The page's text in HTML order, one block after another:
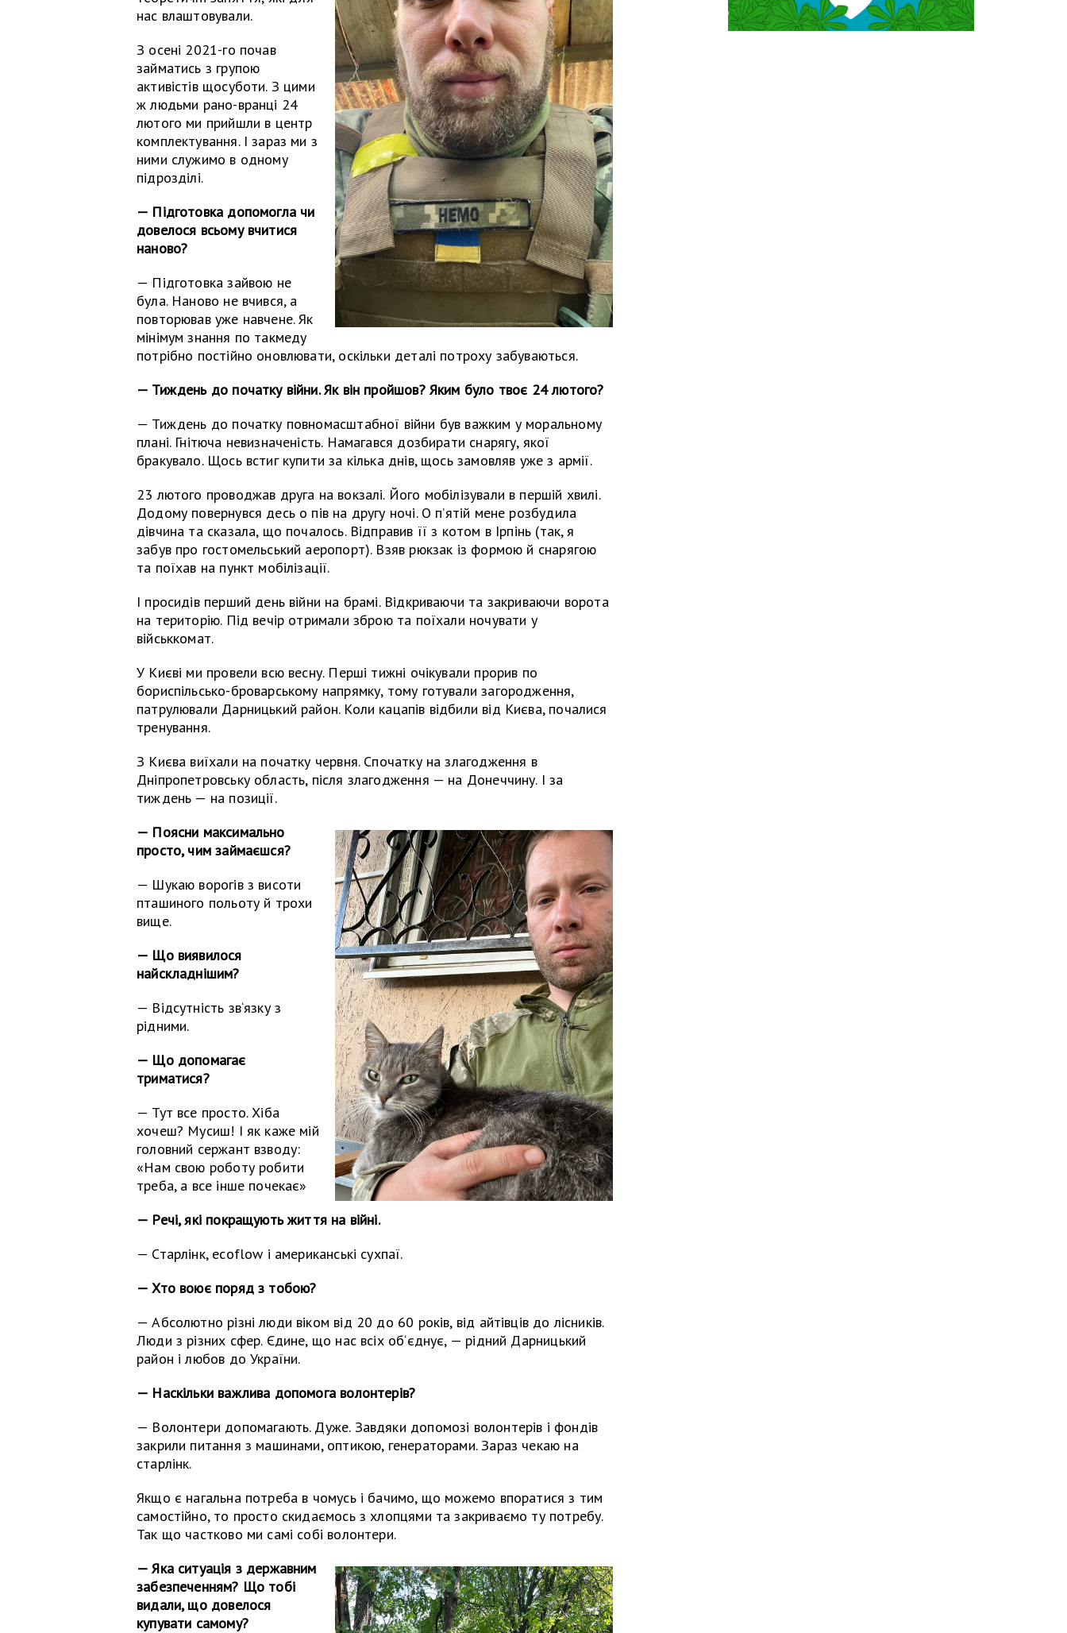
нас влаштовували.
З осені 2021-го почав
займатись з групою
активістів щосуботи. З цими
ж людьми рано-вранці 24
лютого ми прийшли в центр
комплектування. І зараз ми з
ними служимо в одному
підрозділі.
— Підготовка допомогла чи
довелося всьому вчитися
наново?
— Підготовка зайвою не
була. Наново не вчився, а
повторював уже навчене. Як
мінімум знання по такмеду
потрібно постійно оновлювати, оскільки деталі потроху забуваються.
— Тиждень до початку війни. Як він пройшов? Яким було твоє 24 лютого?
— Тиждень до початку повномасштабної війни був важким у моральному
плані. Гнітюча невизначеність. Намагався дозбирати снарягу, якої
бракувало. Щось встиг купити за кілька днів, щось замовляв уже з армії.
23 лютого проводжав друга на вокзалі. Його мобілізували в першій хвилі.
Додому повернувся десь о пів на другу ночі. О п’ятій мене розбудила
дівчина та сказала, що почалось. Відправив її з котом в Ірпінь (так, я
забув про гостомельський аеропорт). Взяв рюкзак із формою й снарягою
та поїхав на пункт мобілізації.
І просидів перший день війни на брамі. Відкриваючи та закриваючи ворота
на територію. Під вечір отримали зброю та поїхали ночувати у
військкомат.
У Києві ми провели всю весну. Перші тижні очікували прорив по
бориспільсько-броварському напрямку, тому готували загородження,
патрулювали Дарницький район. Коли кацапів відбили від Києва, почалися
тренування.
З Києва виїхали на початку червня. Спочатку на злагодження в
Дніпропетровську область, після злагодження — на Донеччину. І за
тиждень — на позиції.
— Поясни максимально
просто, чим займаєшся?
— Шукаю ворогів з висоти
пташиного польоту й трохи
вище.
— Що виявилося
найскладнішим?
— Відсутність зв‘язку з
рідними.
— Що допомагає
триматися?
— Тут все просто. Хіба
хочеш? Мусиш! І як каже мій
головний сержант взводу:
«Нам свою роботу робити
треба, а все інше почекає»
— Речі, які покращують життя на війні.
— Старлінк, ecoflow і американські сухпаї.
— Хто воює поряд з тобою?
— Абсолютно різні люди віком від 20 до 60 років, від айтівців до лісників.
Люди з різних сфер. Єдине, що нас всіх об‘єднує, — рідний Дарницький
район і любов до України.
— Наскільки важлива допомога волонтерів?
— Волонтери допомагають. Дуже. Завдяки допомозі волонтерів і фондів
закрили питання з машинами, оптикою, генераторами. Зараз чекаю на
старлінк.
Якщо є нагальна потреба в чомусь і бачимо, що можемо впоратися з тим
самостійно, то просто скидаємось з хлопцями та закриваємо ту потребу.
Так що частково ми самі собі волонтери.
— Яка ситуація з державним
забезпеченням? Що тобі
видали, що довелося
купувати самому?